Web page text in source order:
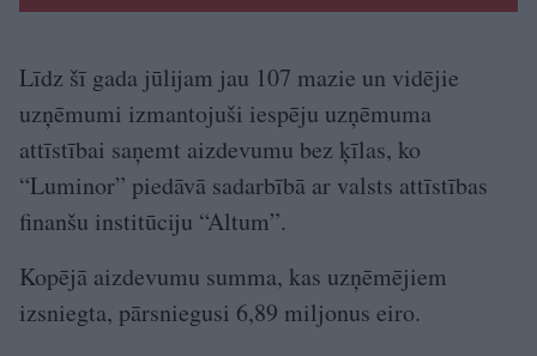
Līdz šī gada jūlijam jau 107 mazie un vidējie
uzņēmumi izmantojuši iespēju uzņēmuma
attīstībai saņemt aizdevumu bez ķīlas, ko
“Luminor” piedāvā sadarbībā ar valsts attīstības
finanšu institūciju “Altum”.
Kopējā aizdevumu summa, kas uzņēmējiem
izsniegta, pārsniegusi 6,89 miljonus eiro.